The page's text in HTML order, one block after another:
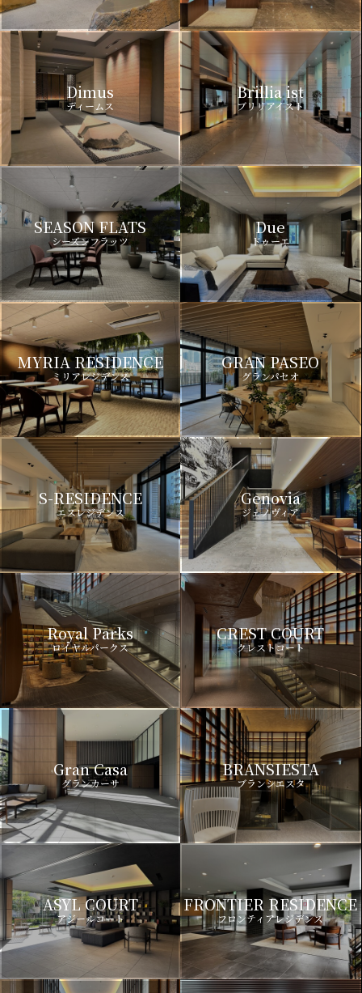
Dimus
ディームス
Brillia ist
ブリリアイスト
SEASON FLATS
シーズンフラッツ
Due
ドゥーエ
MYRIA RESIDENCE
ミリアレジデンス
GRAN PASEO
グランパセオ
S-RESIDENCE
エスレジデンス
Genovia
ジェノヴィア
Royal Parks
ロイヤルパークス
CREST COURT
クレストコート
Gran Casa
グランカーサ
BRANSIESTA
ブランシエスタ
ASYL COURT
アジールコート
FRONTIER RESIDENCE
フロンティアレジデンス